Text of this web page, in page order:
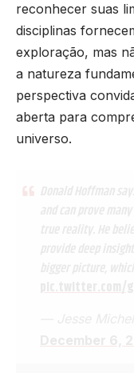
reconhecer suas
disciplinas
exploração, mas
a natureza
perspectiva
aberta para
universo.